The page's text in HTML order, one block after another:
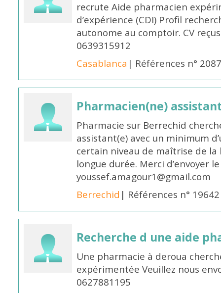
recrute Aide pharmacien
d’expérience (CDI) Profil
autonome au comptoir. CV
0639315912
Casablanca | Références n°
Pharmacien(ne)
Pharmacie sur Berrechid
assistant(e) avec un minimum
certain niveau de maîtrise de
longue durée. Merci d’envoyer
youssef.amagour1@gmail.com
Berrechid | Références n° 19642
Recherche d une aide
Une pharmacie à deroua
expérimentée Veuillez nous
0627881195